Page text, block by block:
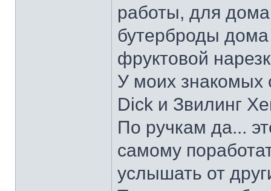
работы, для
бутерброды дома
фруктовой
У моих знакомых
Dick и Звилинг
По ручкам да...
самому
услышать от